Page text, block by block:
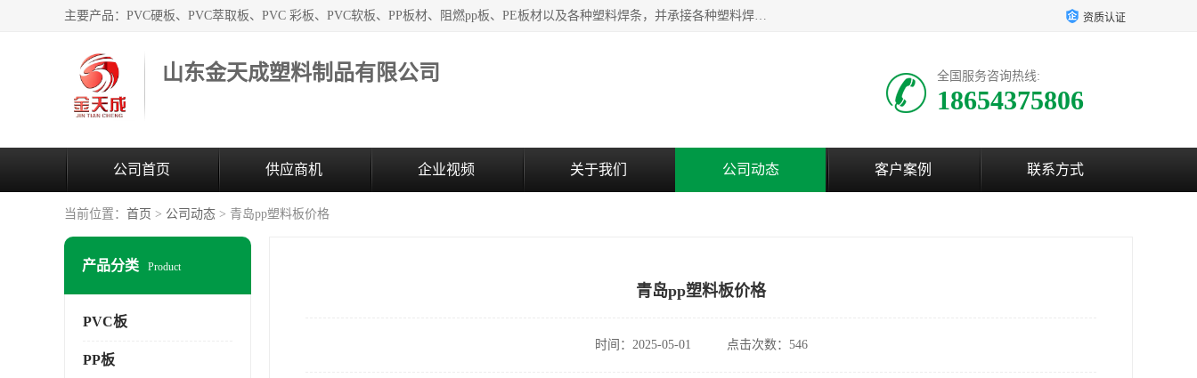
主要产品：PVC硬板、PVC萃取板、PVC 彩板、PVC软板、PP板材、阻燃pp板、PE板材以及各种塑料焊条，并承接各种塑料焊接工程，其产品广泛应用于环保设备、化工、石油、电镀、电子、建筑、食品、医药等多种行业，产品销售己覆盖全国多个省、市(直辖市)及自治区，并己经远销国外。 资质认证
山东金天成塑料制品有限公司 全国服务咨询热线:
18654375806
公司首页 供应商机 企业视频 关于我们 公司动态 客户案例 联系方式
当前位置： 首页 > 公司动态 > 青岛pp塑料板价格
产品分类 Product
PVC板
PP板
青岛pp塑料板价格
时间：2025-05-01 点击次数：546